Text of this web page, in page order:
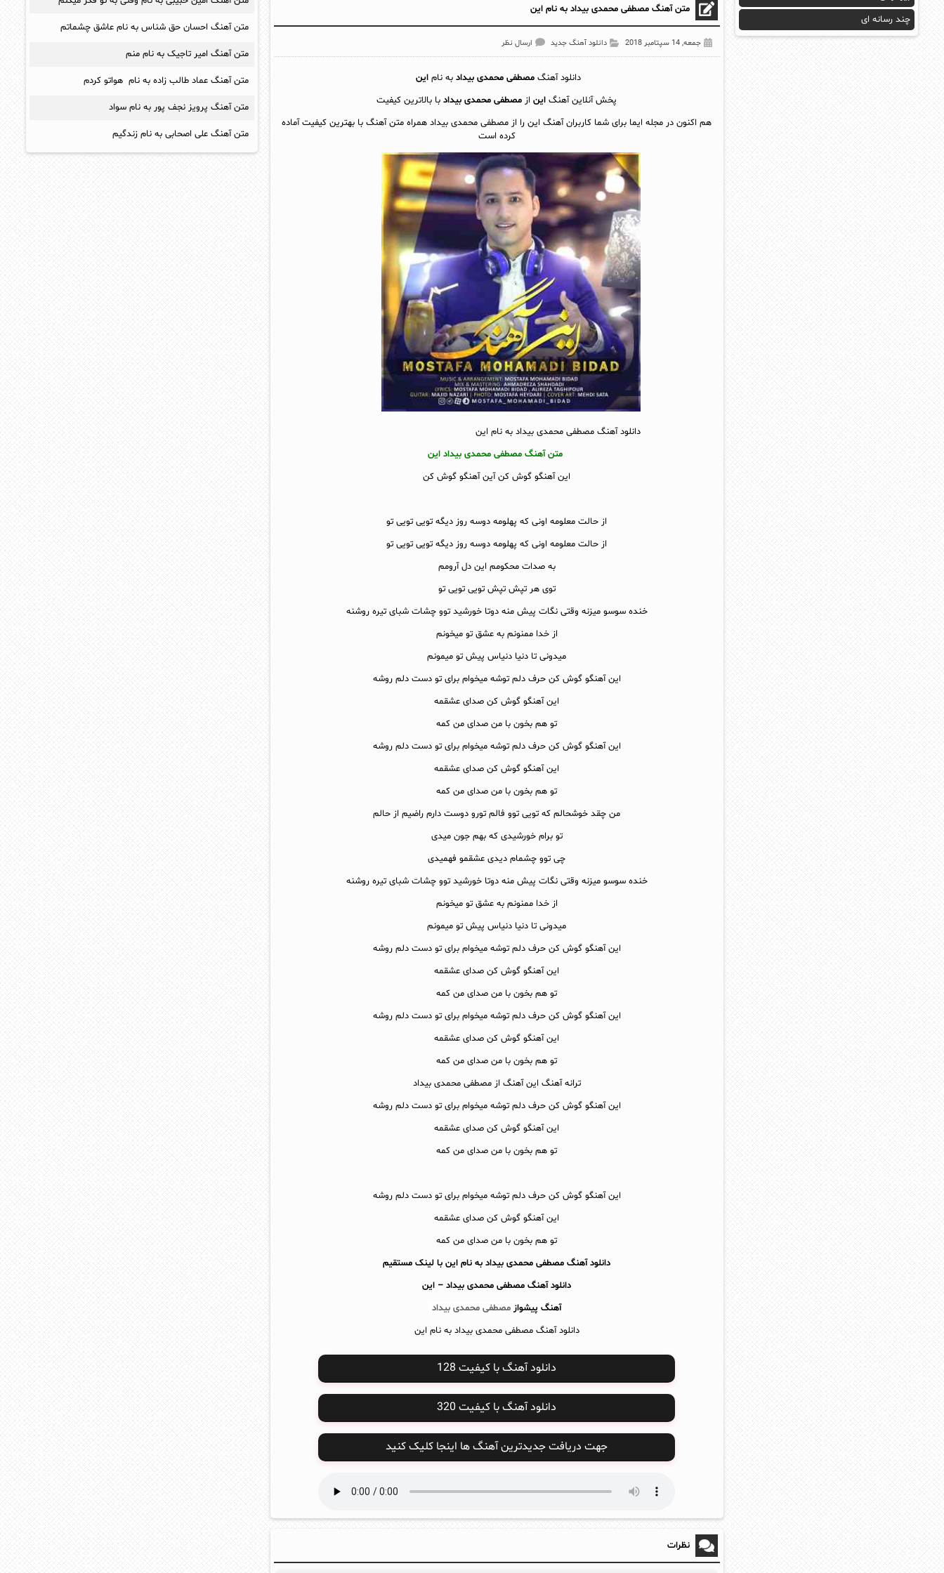
متن آهنگ مصطفی محمدی بیداد به نام این
جمعه, 14 سپتامبر 2018 دانلود آهنگ جدید ارسال نظر
دانلود آهنگمصطفی محمدی بیداد به ناماین
پخش آنلاين آهنگ این از مصطفی محمدی بیداد با بالاترین کیفیت
هم اکنون در مجله ایما برای شما کاربران آهنگ این را از مصطفی محمدی بیداد همراه متن آهنگ با بهترین کیفیت آماده
کرده است
دانلود آهنگ مصطفی محمدی بیداد به نام این
متن آهنگ مصطفی محمدی بیداد این
این آهنگو گوش کن آین آهنگو گوش کن
از حالت معلومه اونی که پهلومه دوسه روز دیگه تویی تویی تو
از حالت معلومه اونی که پهلومه دوسه روز دیگه تویی تویی تو
به صدات محکومم این دل آرومم
توی هر تپش تپش تویی تویی تو
خنده سوسو میزنه وقتی نگات پیش منه دوتا خورشید توو چشات شبای تیره روشنه
از خدا ممنونم به عشق تو میخونم
میدونی تا دنیا دنیاس پیش تو میمونم
این آهنگو گوش کن حرف دلم توشه میخوام برای تو دست دلم روشه
این آهنگو گوش کن صدای عشقمه
تو هم بخون با من صدای من کمه
این آهنگو گوش کن حرف دلم توشه میخوام برای تو دست دلم روشه
این آهنگو گوش کن صدای عشقمه
تو هم بخون با من صدای من کمه
من چقد خوشحالم که تویی توو فالم تورو دوست دارم راضیم از حالم
تو برام خورشیدی که بهم جون میدی
چی توو چشمام دیدی عشقمو فهمیدی
خنده سوسو میزنه وقتی نگات پیش منه دوتا خورشید توو چشات شبای تیره روشنه
از خدا ممنونم به عشق تو میخونم
میدونی تا دنیا دنیاس پیش تو میمونم
این آهنگو گوش کن حرف دلم توشه میخوام برای تو دست دلم روشه
این آهنگو گوش کن صدای عشقمه
تو هم بخون با من صدای من کمه
این آهنگو گوش کن حرف دلم توشه میخوام برای تو دست دلم روشه
این آهنگو گوش کن صدای عشقمه
تو هم بخون با من صدای من کمه
ترانه آهنگ این آهنگ از مصطفی محمدی بیداد
این آهنگو گوش کن حرف دلم توشه میخوام برای تو دست دلم روشه
این آهنگو گوش کن صدای عشقمه
تو هم بخون با من صدای من کمه
این آهنگو گوش کن حرف دلم توشه میخوام برای تو دست دلم روشه
این آهنگو گوش کن صدای عشقمه
تو هم بخون با من صدای من کمه
دانلود آهنگ مصطفی محمدی بیداد به نام این با لینک مستقیم
دانلود آهنگ مصطفی محمدی بیداد – این
آهنگ پیشواز مصطفی محمدی بیداد
دانلود آهنگ مصطفی محمدی بیداد به نام این
دانلود آهنگ با کیفیت 128
دانلود آهنگ با کیفیت 320
جهت دریافت جدیدترین آهنگ ها اینجا کلیک کنید
نظرات
چند رسانه ای
متن آهنگ احسان حق شناس به نام عاشق چشماتم
متن آهنگ امیر تاجیک به نام منم
متن آهنگ عماد طالب زاده به نام هواتو کردم
متن آهنگ پرویز نجف پور به نام سواد
متن آهنگ علی اصحابی به نام زندگیم